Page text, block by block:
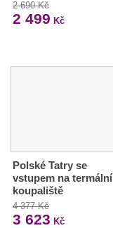
2 690 Kč
2 499 Kč
Polské Tatry se
vstupem na termální
koupaliště
4 377 Kč
3 623 Kč